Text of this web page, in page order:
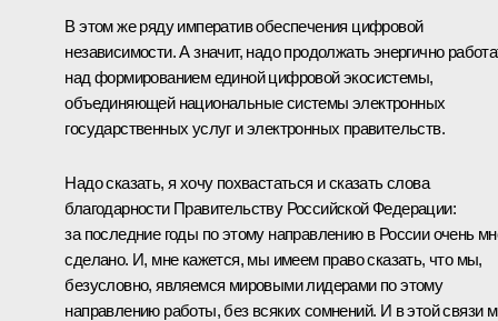
В этом же ряду императив обеспечения цифровой
независимости. А значит, надо продолжать энергично
над формированием единой цифровой экосистемы,
объединяющей национальные системы электронных
государственных услуг и электронных правительств.
Надо сказать, я хочу похвастаться и сказать слова
благодарности Правительству Российской Федерации:
за последние годы по этому направлению в России очень
сделано. И, мне кажется, мы имеем право сказать, что мы,
безусловно, являемся мировыми лидерами по этому
направлению работы, без всяких сомнений. И в этой связи